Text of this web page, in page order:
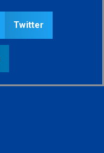
Twitter